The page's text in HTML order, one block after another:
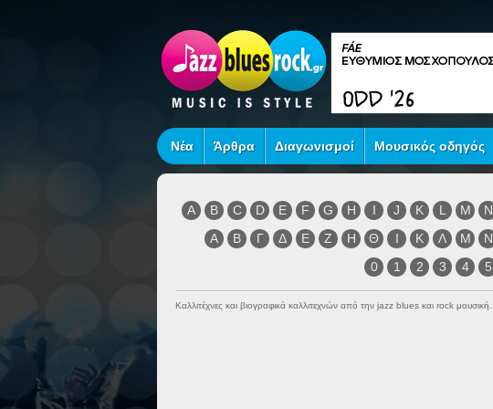
Νέα Άρθρα Διαγωνισμοί Μουσικός οδηγός
A B C D E F G H I J K L M N
Α
Β Γ Δ Ε Ζ Η Θ Ι Κ Λ Μ Ν
0
1 2 3 4 5
Καλλιτέχνες και βιογραφικά καλλιτεχνών από την jazz blues και rock μουσική.